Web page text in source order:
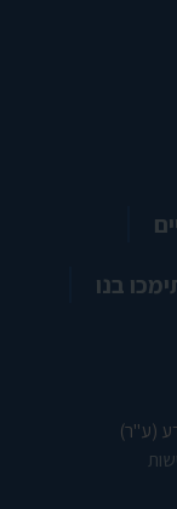
בנו